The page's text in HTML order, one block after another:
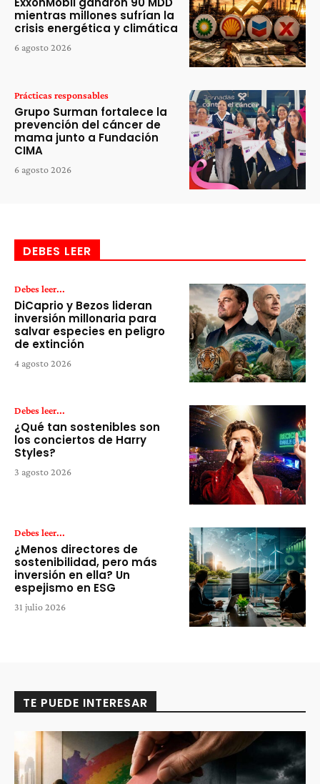
mientras millones sufrían la
crisis energética y climática
6 agosto 2026
Prácticas responsables
Grupo Surman fortalece la
prevención del cáncer de
mama junto a Fundación
CIMA
6 agosto 2026
DEBES LEER
Debes leer...
DiCaprio y Bezos lideran
inversión millonaria para
salvar especies en peligro
de extinción
4 agosto 2026
Debes leer...
¿Qué tan sostenibles son
los conciertos de Harry
Styles?
3 agosto 2026
Debes leer...
¿Menos directores de
sostenibilidad, pero más
inversión en ella? Un
espejismo en ESG
31 julio 2026
TE PUEDE INTERESAR